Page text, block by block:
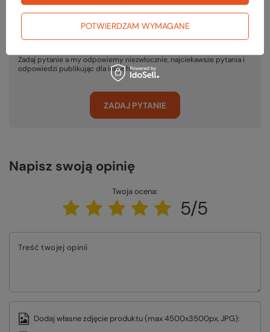
Potrzebujesz pomocy? Masz pytania?
Zadaj pytanie a my odpowiemy niezwłocznie, najciekawsze pytania i
odpowiedzi publikując dla innych.
ZADAJ PYTANIE
Napisz swoją opinię
Twoja ocena:
5/5
Treść twojej opinii
Dodaj własne zdjęcie produktu (max 4500x3500px, JPG):
POTWIERDZAM WYMAGANE